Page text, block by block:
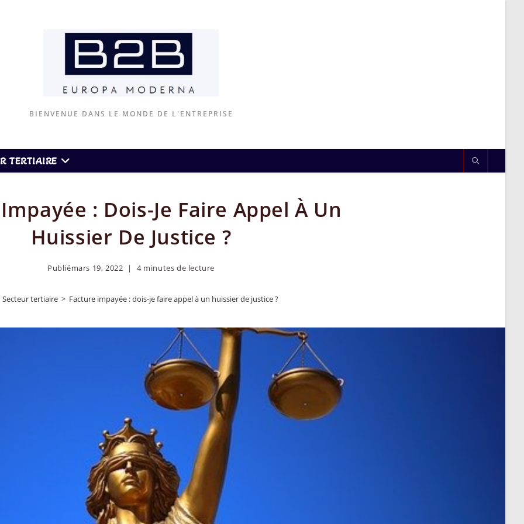
BIENVENUE DANS LE MONDE DE L'ENTREPRISE
TERTIAIRE
: Dois-Je Faire Appel À Un
Huissier De Justice ?
Publiémars 19, 2022 4 minutes de lecture
Secteur tertiaire > Facture impayée : dois-je faire appel à un huissier de justice ?